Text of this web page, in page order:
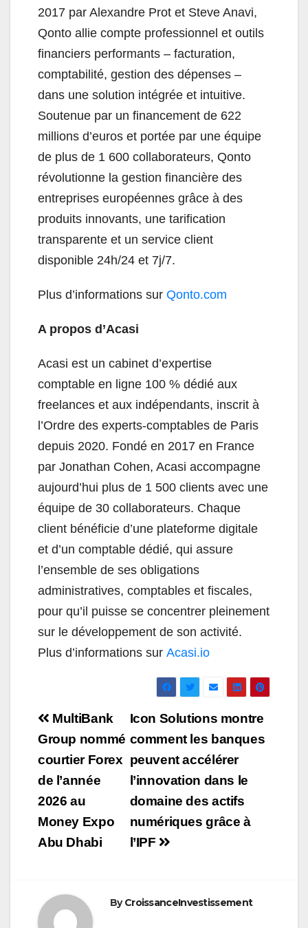
2017 par Alexandre Prot et Steve Anavi,
Qonto allie compte professionnel et outils
financiers performants – facturation,
comptabilité, gestion des dépenses –
dans une solution intégrée et intuitive.
Soutenue par un financement de 622
millions d’euros et portée par une équipe
de plus de 1 600 collaborateurs, Qonto
révolutionne la gestion financière des
entreprises européennes grâce à des
produits innovants, une tarification
transparente et un service client
disponible 24h/24 et 7j/7.
Plus d’informations sur Qonto.com
A propos d’Acasi
Acasi est un cabinet d’expertise
comptable en ligne 100 % dédié aux
freelances et aux indépendants, inscrit à
l’Ordre des experts-comptables de Paris
depuis 2020. Fondé en 2017 en France
par Jonathan Cohen, Acasi accompagne
aujourd’hui plus de 1 500 clients avec une
équipe de 30 collaborateurs. Chaque
client bénéficie d’une plateforme digitale
et d’un comptable dédié, qui assure
l’ensemble de ses obligations
administratives, comptables et fiscales,
pour qu’il puisse se concentrer pleinement
sur le développement de son activité.
Plus d’informations sur Acasi.io
Navigation
de
l’article
Icon Solutions montre
comment les banques
peuvent accélérer
l’innovation dans le
domaine des actifs
numériques grâce à
l’IPF
MultiBank
Group nommé
courtier Forex
de l’année
2026 au
Money Expo
Abu Dhabi
ByCroissanceInvestissement